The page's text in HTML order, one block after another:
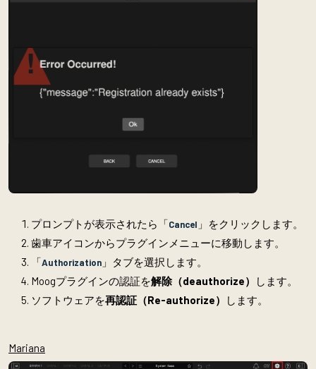
プロンプトが表示されたら「Cancel 」をクリックします。
歯車アイコンからプラグインメニューに移動します。
「Authorization 」タブを選択します。
Moogプラグインの認証を解除（deauthorize）
します。
ソフトウェアを再認証（Re-authorize） します。
Mariana